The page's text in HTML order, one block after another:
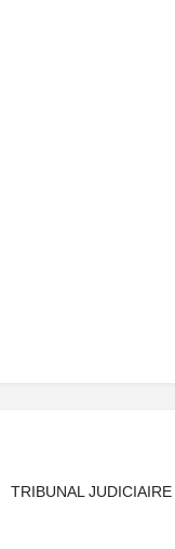
TRIBUNAL JUDICIAIRE